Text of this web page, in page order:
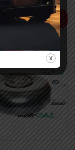
Leer más